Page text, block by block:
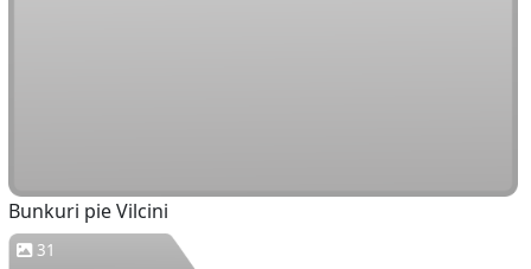
Bunkuri pie Vilcini
31